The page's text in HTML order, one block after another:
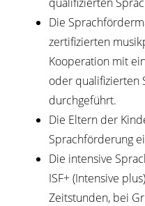
Die
zertifizierten
Kooperation mit
oder qualifizierten
durchgeführt.
Die Eltern der
Sprachförderung
Die intensive
ISF+ (Intensive
Zeitstunden, bei